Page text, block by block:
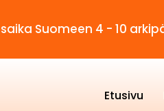
4 - 10 arkipäivää
Etusivu